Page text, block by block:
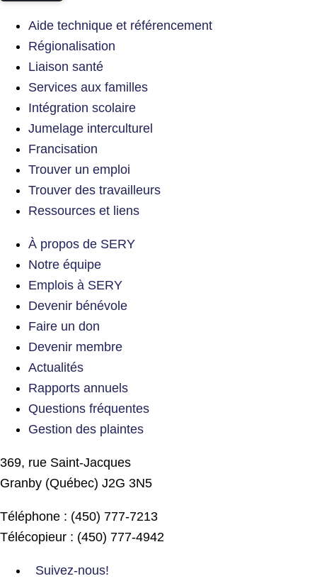
Aide technique et référencement
Régionalisation
Liaison santé
Services aux familles
Intégration scolaire
Jumelage interculturel
Francisation
Trouver un emploi
Trouver des travailleurs
Ressources et liens
À propos de SERY
Notre équipe
Emplois à SERY
Devenir bénévole
Faire un don
Devenir membre
Actualités
Rapports annuels
Questions fréquentes
Gestion des plaintes
369, rue Saint-Jacques
Granby (Québec) J2G 3N5
Téléphone : (450) 777-7213
Télécopieur : (450) 777-4942
Suivez-nous!